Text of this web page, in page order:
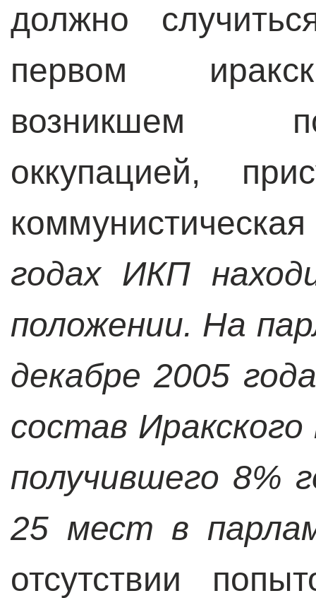
должно
первом
возникшем
оккупацией,
годах ИКП
положении. На
декабре 2005
состав Иракского
получившего 8%
25 мест в
отсутствии